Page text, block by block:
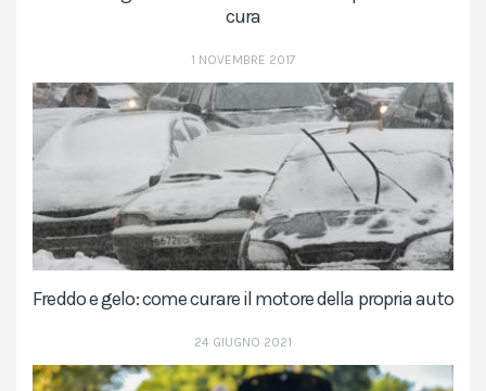
cura
1 NOVEMBRE 2017
Freddo e gelo: come curare il motore della propria auto
24 GIUGNO 2021